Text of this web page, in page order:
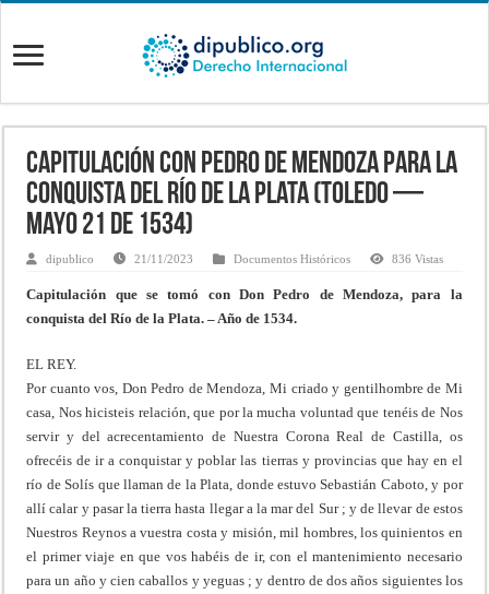
Capitulación con Pedro de Mendoza para la
conquista del Río de La Plata (Toledo —
Mayo 21 de 1534)
dipublico 21/11/2023 Documentos Históricos 836 Vistas
Capitulación que se tomó con Don Pedro de Mendoza, para la
conquista del Río de la Plata. – Año de 1534.
EL REY.
Por cuanto vos, Don Pedro de Mendoza, Mi criado y gentilhombre de Mi
casa, Nos hicisteis relación, que por la mucha voluntad que tenéis de Nos
servir y del acrecentamiento de Nuestra Corona Real de Castilla, os
ofrecéis de ir a conquistar y poblar las tierras y provincias que hay en el
río de Solís que llaman de la Plata, donde estuvo Sebastián Caboto, y por
allí calar y pasar la tierra hasta llegar a la mar del Sur ; y de llevar de estos
Nuestros Reynos a vuestra costa y misión, mil hombres, los quinientos en
el primer viaje en que vos habéis de ir, con el mantenimiento necesario
para un año y cien caballos y yeguas ; y dentro de dos años siguientes los